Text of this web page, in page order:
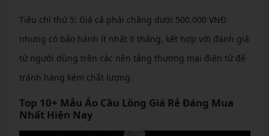
Tiêu chí thứ 5: Giá cả phải chăng dưới 500.000 VNĐ
nhưng có bảo hành ít nhất 6 tháng, kết hợp với đánh giá
từ người dùng trên các nền tảng thương mại điện tử để
tránh hàng kém chất lượng.
Top 10+ Mẫu Áo Cầu Lông Giá Rẻ Đáng Mua
Nhất Hiện Nay